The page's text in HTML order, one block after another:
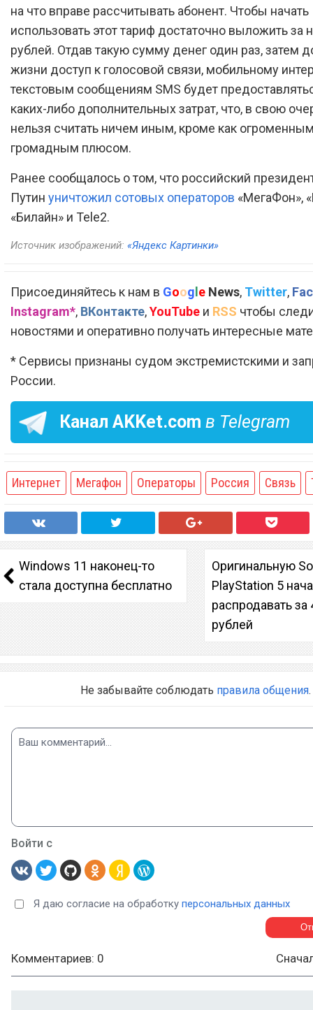
на что вправе рассчитывать абонент. Чтобы начать
использовать этот тариф достаточно выложить за
рублей. Отдав такую сумму денег один раз, затем
жизни доступ к голосовой связи, мобильному
текстовым сообщениям SMS будет
каких-либо дополнительных затрат, что, в свою
нельзя считать ничем иным, кроме как
громадным плюсом.
Ранее сообщалось о том, что российский
Путин уничтожил сотовых операторов «МегаФон»,
«Билайн» и Tele2.
Источник изображений: «Яндекс Картинки»
Присоединяйтесь к нам в Goog e News, Twitter,
Instagram*, ВКонтакте,YouTube и RSS чтобы
новостями и оперативно получать интересные
* Сервисы признаны судом экстремистскими и
России.
Канал AKKet.com в Telegram
Интернет Мегафон Операторы Россия Связь
Windows 11 наконец-то
стала доступна бесплатно
Оригинальную
PlayStation 5
распродавать за
рублей
Не забывайте соблюдать правила общения.
Войти с
Я даю согласие на обработку персональных данных
Комментариев: 0